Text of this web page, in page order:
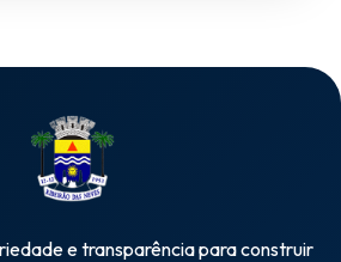
e transparência para construir